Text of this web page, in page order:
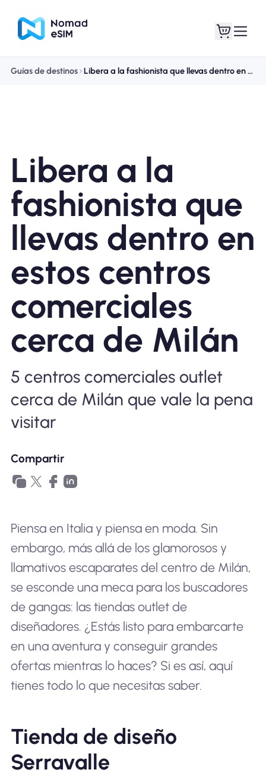
Planes de la tienda
Acerca de eSIM
Por qué la eSIM Nomad
Para negocios
Guías de destinos Libera a la fashionista que llevas dentro en estos centros comerciales cerca de Milán
Libera a la
fashionista que
llevas dentro en
estos centros
comerciales
cerca de Milán
5 centros comerciales outlet
cerca de Milán que vale la pena
visitar
Compartir
Piensa en Italia y piensa en moda. Sin
embargo, más allá de los glamorosos y
llamativos escaparates del centro de Milán,
se esconde una meca para los buscadores
de gangas: las tiendas outlet de
diseñadores. ¿Estás listo para embarcarte
en una aventura y conseguir grandes
ofertas mientras lo haces? Si es así, aquí
tienes todo lo que necesitas saber.
Tienda de diseño
Serravalle